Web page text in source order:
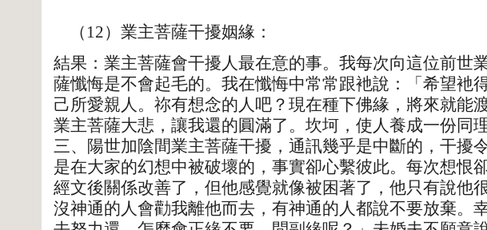
（12）業主菩薩干擾姻緣：
結果：業主菩薩會干擾人最在意的事。我每次向這位前世
薩懺悔是不會起毛的。我在懺悔中常常跟衪說：「希望衪
己所愛親人。祢有想念的人吧？現在種下佛緣，將來就能
業主菩薩大悲，讓我還的圓滿了。坎坷，使人養成一份同
三、陽世加陰間業主菩薩干擾，通訊幾乎是中斷的，干擾
是在大家的幻想中被破壞的，事實卻心繫彼此。每次想恨
經文後關係改善了，但他感覺就像被困著了，他只有說他
沒神通的人會勸我離他而去，有神通的人都說不要放棄。